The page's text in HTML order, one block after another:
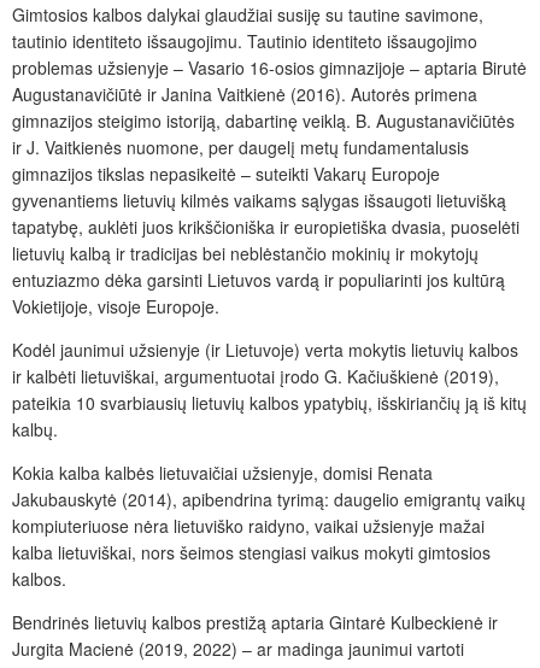
Gimtosios kalbos dalykai glaudžiai susiję su tautine savimone,
tautinio identiteto išsaugojimu. Tautinio identiteto išsaugojimo
problemas užsienyje – Vasario 16-osios gimnazijoje – aptaria Birutė
Augustanavičiūtė ir Janina Vaitkienė (2016). Autorės primena
gimnazijos steigimo istoriją, dabartinę veiklą. B. Augustanavičiūtės
ir J. Vaitkienės nuomone, per daugelį metų fundamentalusis
gimnazijos tikslas nepasikeitė – suteikti Vakarų Europoje
gyvenantiems lietuvių kilmės vaikams sąlygas išsaugoti lietuvišką
tapatybę, auklėti juos krikščioniška ir europietiška dvasia, puoselėti
lietuvių kalbą ir tradicijas bei neblėstančio mokinių ir mokytojų
entuziazmo dėka garsinti Lietuvos vardą ir populiarinti jos kultūrą
Vokietijoje, visoje Europoje.
Kodėl jaunimui užsienyje (ir Lietuvoje) verta mokytis lietuvių kalbos
ir kalbėti lietuviškai, argumentuotai įrodo G. Kačiuškienė (2019),
pateikia 10 svarbiausių lietuvių kalbos ypatybių, išskiriančių ją iš kitų
kalbų.
Kokia kalba kalbės lietuvaičiai užsienyje, domisi Renata
Jakubauskytė (2014), apibendrina tyrimą: daugelio emigrantų vaikų
kompiuteriuose nėra lietuviško raidyno, vaikai užsienyje mažai
kalba lietuviškai, nors šeimos stengiasi vaikus mokyti gimtosios
kalbos.
Bendrinės lietuvių kalbos prestižą aptaria Gintarė Kulbeckienė ir
Jurgita Macienė (2019, 2022) – ar madinga jaunimui vartoti